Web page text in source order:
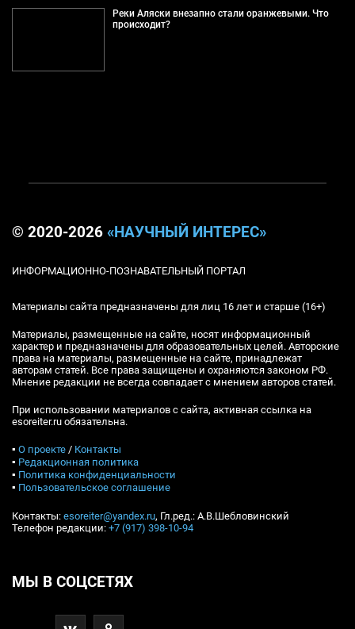
Реки Аляски внезапно стали оранжевыми. Что
происходит?
© 2020-2026 «НАУЧНЫЙ ИНТЕРЕС»
ИНФОРМАЦИОННО-ПОЗНАВАТЕЛЬНЫЙ ПОРТАЛ
Материалы сайта предназначены для лиц 16 лет и старше (16+)
Материалы, размещенные на сайте, носят информационный
характер и предназначены для образовательных целей. Авторские
права на материалы, размещенные на сайте, принадлежат
авторам статей. Все права защищены и охраняются законом РФ.
Мнение редакции не всегда совпадает с мнением авторов статей.
При использовании материалов с сайта, активная ссылка на
esoreiter.ru обязательна.
▪ О проекте / Контакты
▪ Редакционная политика
▪ Политика конфиденциальности
▪ Пользовательское соглашение
Контакты: esoreiter@yandex.ru, Гл.ред.: А.В.Шебловинский
Телефон редакции: +7 (917) 398-10-94
МЫ В СОЦСЕТЯХ